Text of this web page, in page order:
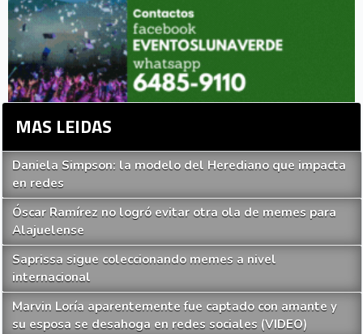
MAS LEIDAS
Daniela Simpson: la modelo del Herediano que impacta
en redes
Óscar Ramírez no logró evitar otra ola de memes para
Alajuelense
Saprissa sigue coleccionando memes a nivel
internacional
Marvin Loría aparentemente fue captado con amante y
su esposa se desahoga en redes sociales (VIDEO)